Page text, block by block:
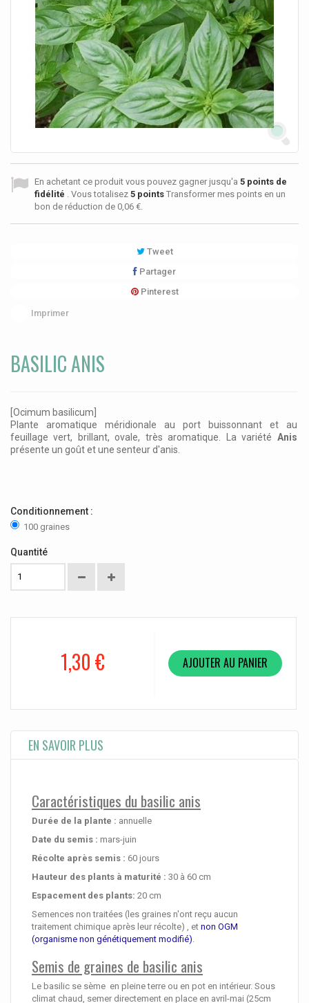
En achetant ce produit vous pouvez gagner jusqu'a 5 points de
fidélité . Vous totalisez 5 points Transformer mes points en un
bon de réduction de 0,06 €.
Tweet
Partager
Pinterest
Imprimer
BASILIC ANIS
[Ocimum basilicum]
Plante aromatique méridionale au port buissonnant et au
feuillage vert, brillant, ovale, très aromatique. La variété Anis
présente un goût et une senteur d'anis.
Conditionnement :
100 graines
Quantité
1,30 € AJOUTER AU PANIER
EN SAVOIR PLUS
Caractéristiques du basilic anis
Durée de la plante : annuelle
Date du semis : mars-juin
Récolte après semis : 60 jours
Hauteur des plants à maturité : 30 à 60 cm
Espacement des plants: 20 cm
Semences non traitées (les graines n'ont reçu aucun
traitement chimique après leur récolte) , et non OGM
(organisme non génétiquement modifié)
Semis de graines de basilic anis
Le basilic se sème en pleine terre ou en pot en intérieur. Sous
climat chaud, semer directement en place en avril-mai (25cm